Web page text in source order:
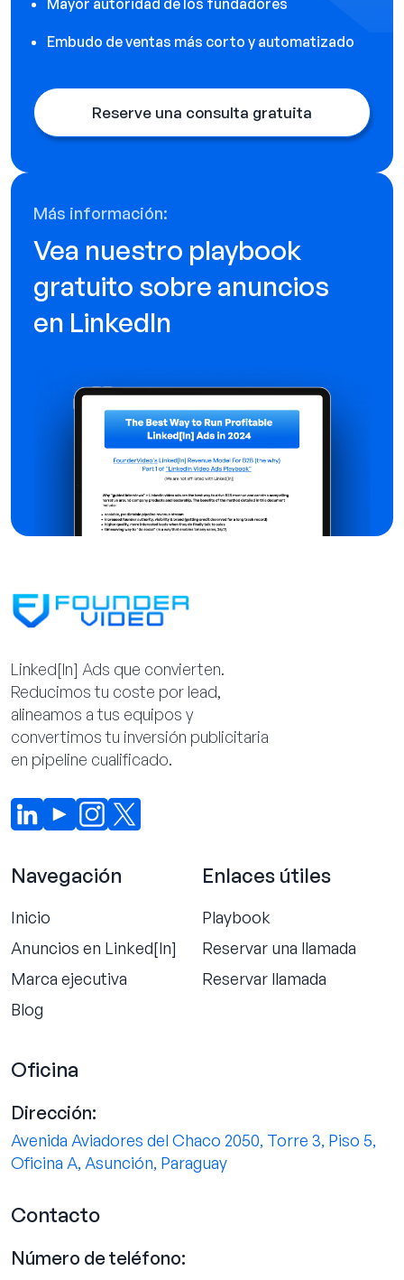
Mayor autoridad de los fundadores
Embudo de ventas más corto y automatizado
Reserve una consulta gratuita
Más información:
Vea nuestro playbook
gratuito sobre anuncios
en LinkedIn
Linked[ln] Ads que convierten.
Reducimos tu coste por lead,
alineamos a tus equipos y
convertimos tu inversión publicitaria
en pipeline cualificado.
Navegación
Inicio
Anuncios en Linked[ln]
Marca ejecutiva
Blog
Enlaces útiles
Playbook
Reservar una llamada
Reservar llamada
Oficina
Dirección:
Avenida Aviadores del Chaco 2050, Torre 3, Piso 5,
Oficina A, Asunción, Paraguay
Contacto
Número de teléfono: